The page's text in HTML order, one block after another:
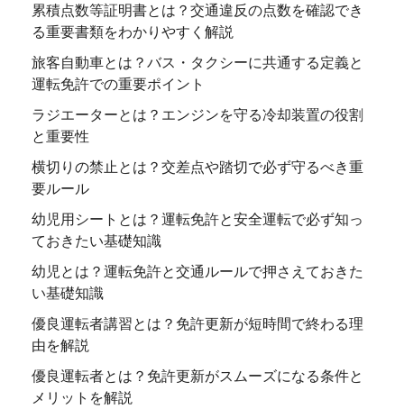
累積点数等証明書とは？交通違反の点数を確認でき
る重要書類をわかりやすく解説
旅客自動車とは？バス・タクシーに共通する定義と
運転免許での重要ポイント
ラジエーターとは？エンジンを守る冷却装置の役割
と重要性
横切りの禁止とは？交差点や踏切で必ず守るべき重
要ルール
幼児用シートとは？運転免許と安全運転で必ず知っ
ておきたい基礎知識
幼児とは？運転免許と交通ルールで押さえておきた
い基礎知識
優良運転者講習とは？免許更新が短時間で終わる理
由を解説
優良運転者とは？免許更新がスムーズになる条件と
メリットを解説